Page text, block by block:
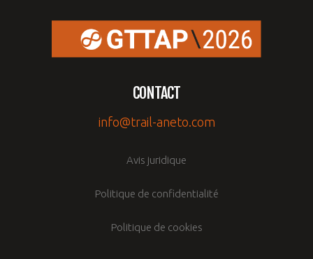
CONTACT
info@trail-aneto.com
Avis juridique
Politique de confidentialité
Politique de cookies